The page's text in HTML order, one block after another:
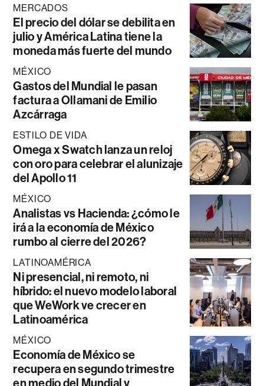
MERCADOS
El precio del dólar se debilita en
julio y América Latina tiene la
moneda más fuerte del mundo
MÉXICO
Gastos del Mundial le pasan
factura a Ollamani de Emilio
Azcárraga
ESTILO DE VIDA
Omega x Swatch lanza un reloj
con oro para celebrar el alunizaje
del Apollo 11
MÉXICO
Analistas vs Hacienda: ¿cómo le
irá a la economía de México
rumbo al cierre del 2026?
LATINOAMÉRICA
Ni presencial, ni remoto, ni
híbrido: el nuevo modelo laboral
que WeWork ve crecer en
Latinoamérica
MÉXICO
Economía de México se
recupera en segundo trimestre
en medio del Mundial y